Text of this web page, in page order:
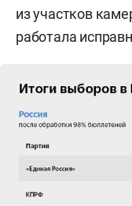
из участков
работала